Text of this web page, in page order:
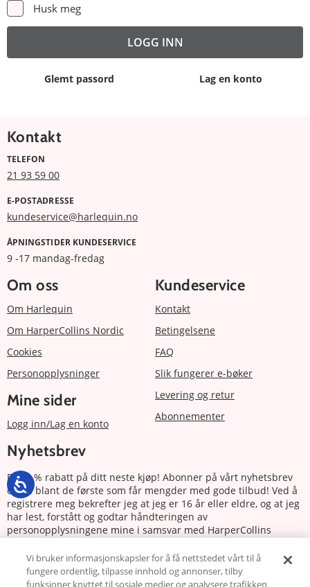
Husk meg
Glemt passord Lag en konto
Kontakt
TELEFON
21 93 59 00
E-POSTADRESSE
kundeservice@harlequin.no
ÅPNINGSTIDER KUNDESERVICE
9 -17 mandag-fredag
Om oss
Om Harlequin
Om HarperCollins Nordic
Cookies
Personopplysninger
Mine sider
Logg inn/Lag en konto
Kundeservice
Kontakt
Betingelsene
FAQ
Slik fungerer e-bøker
Levering og retur
Abonnementer
Nyhetsbrev
Få 20 % rabatt på ditt neste kjøp! Abonner på vårt nyhetsbrev
og bli blant de første som får mengder med gode tilbud! Ved å
registrere meg bekrefter jeg at jeg er 16 år eller eldre, og at jeg
har lest, forstått og godtar håndteringen av
personopplysningene mine i samsvar med HarperCollins
Abonnere
Vi bruker informasjonskapsler for å få nettstedet vårt til å
fungere ordentlig, tilpasse innhold og annonser, tilby
funksjoner knyttet til sosiale medier og analysere trafikken